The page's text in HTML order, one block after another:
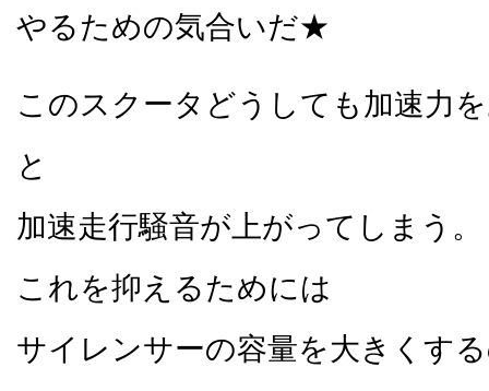
やるための気合いだ★
このスクータどうしても加速力
と
加速走行騒音が上がってしまう。
これを抑えるためには
サイレンサーの容量を大きくす